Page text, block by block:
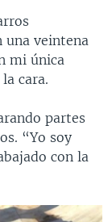
una veintena
mi única
cara.
partes
“Yo soy
con la